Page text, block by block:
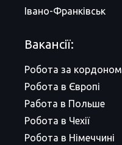
Івано-Франківськ
Вакансії:
Робота за кордоном
Робота в Європі
Работа в Польше
Робота в Чехії
Робота в Німеччині